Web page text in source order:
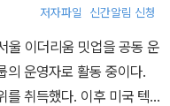
변화와 같은 시스템 역동
다이어그램을 활용한다.
시하는 수정자를 사용함으
저자파일 신간알림 신청
이더리움 밋업을 공동 운
의 운영자로 활동 중이다.
를 취득했다. 이후 미국 텍